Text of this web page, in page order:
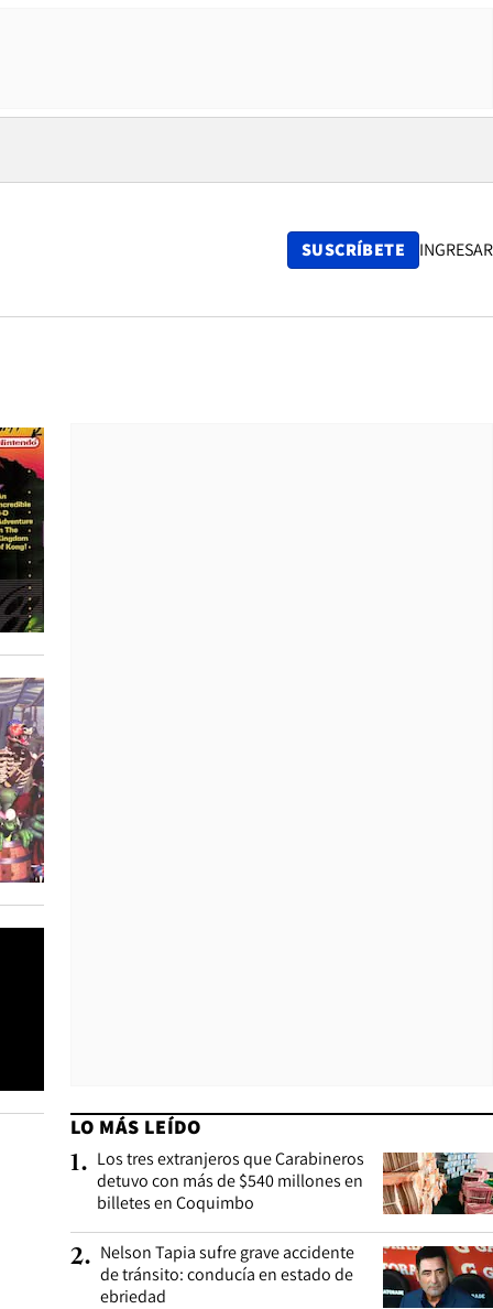
SUSCRÍBETE INGRESAR
LO MÁS LEÍDO
1. Los tres extranjeros que Carabineros
detuvo con más de $540 millones en
billetes en Coquimbo
2. Nelson Tapia sufre grave accidente
de tránsito: conducía en estado de
ebriedad